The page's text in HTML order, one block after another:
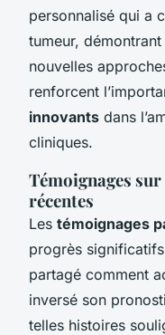
personnalisé qui a
tumeur,
nouvelles
renforcent
innovants dans
cliniques.
Témoignages
récentes
Les témoignages
progrès
partagé comment
inversé son
telles histoires